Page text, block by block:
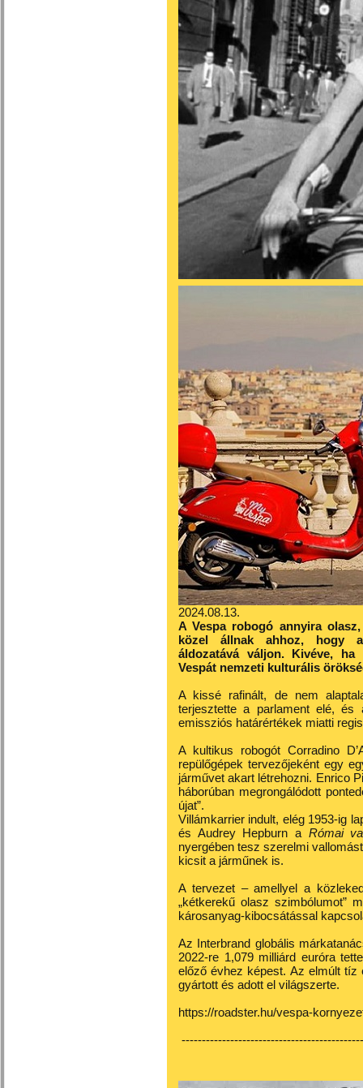
2024.08.13.
A Vespa robogó annyira
közel állnak ahhoz, hogy a
áldozatává váljon. Kivéve, ha
Vespát nemzeti kulturális
A kissé rafinált, de nem
terjesztette a parlament elé,
emissziós határértékek miatti
A kultikus robogót Corradino
repülőgépek tervezőjeként egy
járművet akart létrehozni. Enrico
háborúban megrongálódott
újat”.
Villámkarrier indult, elég 1953-ig
és Audrey Hepburn a Római
nyergében tesz szerelmi
kicsit a járműnek is.
A tervezet – amellyel a
„kétkerekű olasz szimbólumot”
károsanyag-kibocsátással
Az Interbrand globális
2022-re 1,079 milliárd euróra
előző évhez képest. Az elmúlt tíz
gyártott és adott el világszerte.
https://roadster.hu/vespa-